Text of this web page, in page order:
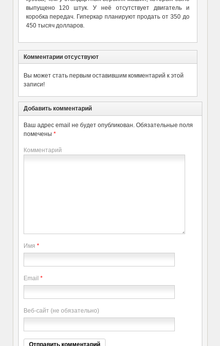
выпущено 120 штук. У неё отсутствует двигатель и
коробка передач. Гиперкар планируют продать от 350 до
450 тысяч долларов.
Комментарии отсуствуют
Вы может стать первым оставившим комментарий к этой
записи!
Добавить комментарий
Ваш адрес email не будет опубликован. Обязательные поля
помечены *
Комментарий
Имя *
Email *
Веб-сайт (не обязательно)